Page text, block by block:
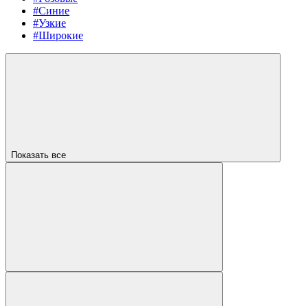
#Синие
#Узкие
#Широкие
Показать все